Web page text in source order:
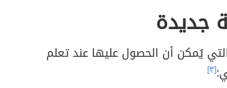
جديدة
يُمكن أن الحصول عليها عند تعلم
[٣]